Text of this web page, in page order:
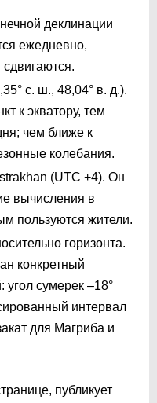
деклинации
ежедневно,
с. ш., 48,04° в. д.).
к экватору, тем
чем ближе к
колебания.
(UTC +4). Он
вычисления в
пользуются жители.
горизонта.
конкретный
угол сумерек –18°
интервал
для Магриба и
публикует